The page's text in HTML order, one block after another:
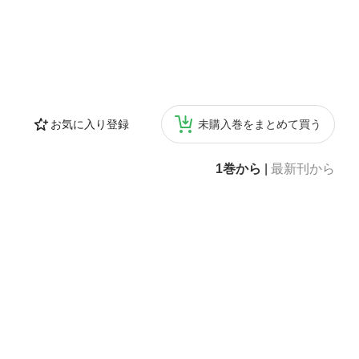
お気に入り登録 未購入巻をまとめて買う
1巻から 最新刊から